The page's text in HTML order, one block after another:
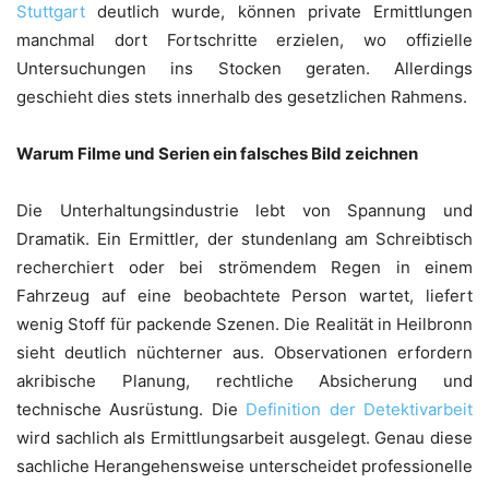
Stuttgart deutlich wurde, können private Ermittlungen
manchmal dort Fortschritte erzielen, wo offizielle
Untersuchungen ins Stocken geraten. Allerdings
geschieht dies stets innerhalb des gesetzlichen Rahmens.
Warum Filme und Serien ein falsches Bild zeichnen
Die Unterhaltungsindustrie lebt von Spannung und
Dramatik. Ein Ermittler, der stundenlang am Schreibtisch
recherchiert oder bei strömendem Regen in einem
Fahrzeug auf eine beobachtete Person wartet, liefert
wenig Stoff für packende Szenen. Die Realität in Heilbronn
sieht deutlich nüchterner aus. Observationen erfordern
akribische Planung, rechtliche Absicherung und
technische Ausrüstung. Die Definition der Detektivarbeit
wird sachlich als Ermittlungsarbeit ausgelegt. Genau diese
sachliche Herangehensweise unterscheidet professionelle